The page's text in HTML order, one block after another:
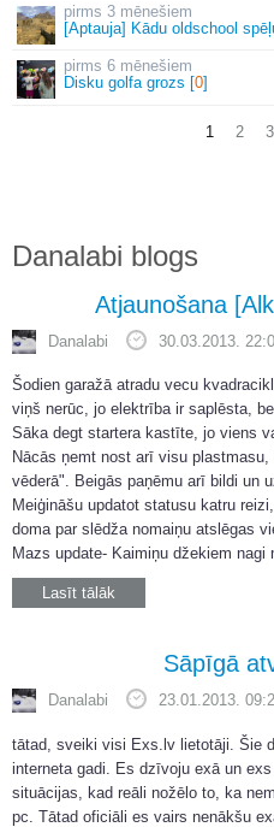
3 mēnešiem
[Aptauja] Kādu oldschool
6 mēnešiem
Disku golfa grozs [0]
1 2 3
Danalabi blogs
Atjaunošana
Danalabi 30.03.2013.
Šodien garažā atradu vecu
viņš nerūc, jo elektrība ir saplēsta,
Sāka degt startera kastīte, jo viens
Nācās ņemt nost arī visu
vēderā". Beigās paņēmu arī bildi un
Meiģināšu updatot statusu katru
doma par slēdža nomaiņu atslēgas
Mazs update- Kaimiņu džekiem nagi
Lasīt tālāk
Sāpīgā
Danalabi 23.01.2013.
tātad, sveiki visi Exs.lv lietotāji. Šie
interneta gadi. Es dzīvoju exā un
situācijas, kad reāli nožēlo to, ka
pc. Tātad oficiāli es vairs nenākšu